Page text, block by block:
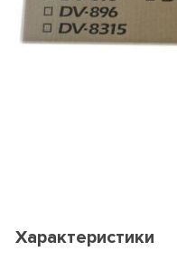
Характеристики